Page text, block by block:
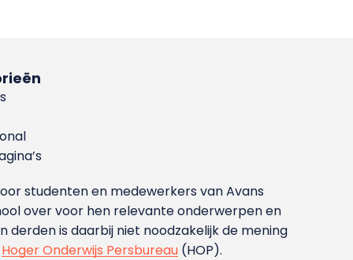
studenten en medewerkers van Avans
over voor hen relevante onderwerpen en
is daarbij niet noodzakelijk de mening
Hoger Onderwijs Persbureau (HOP).